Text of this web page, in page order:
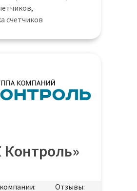
,
счетчиков
Контроль»
Отзывы: